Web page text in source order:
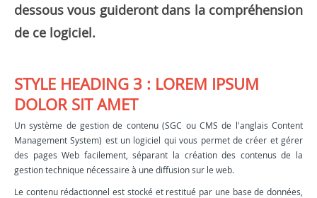
dessous vous guideront dans la compréhension
de ce logiciel.
STYLE HEADING 3 : LOREM IPSUM
DOLOR SIT AMET
Un système de gestion de contenu (SGC ou CMS de l'anglais Content
Management System) est un logiciel qui vous permet de créer et gérer
des pages Web facilement, séparant la création des contenus de la
gestion technique nécessaire à une diffusion sur le web.
Le contenu rédactionnel est stocké et restitué par une base de données,